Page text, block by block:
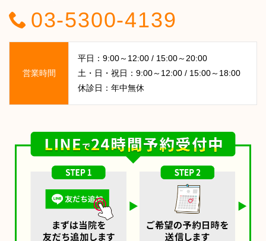
03-5300-4139
営業時間
平日：9:00～12:00 / 15:00～20:00
土・日・祝日：9:00～12:00 / 15:00～18:00
休診日：年中無休